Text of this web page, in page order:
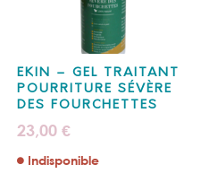
EKIN – GEL TRAITANT
POURRITURE SÉVÈRE
DES FOURCHETTES
23,00 €
Indisponible